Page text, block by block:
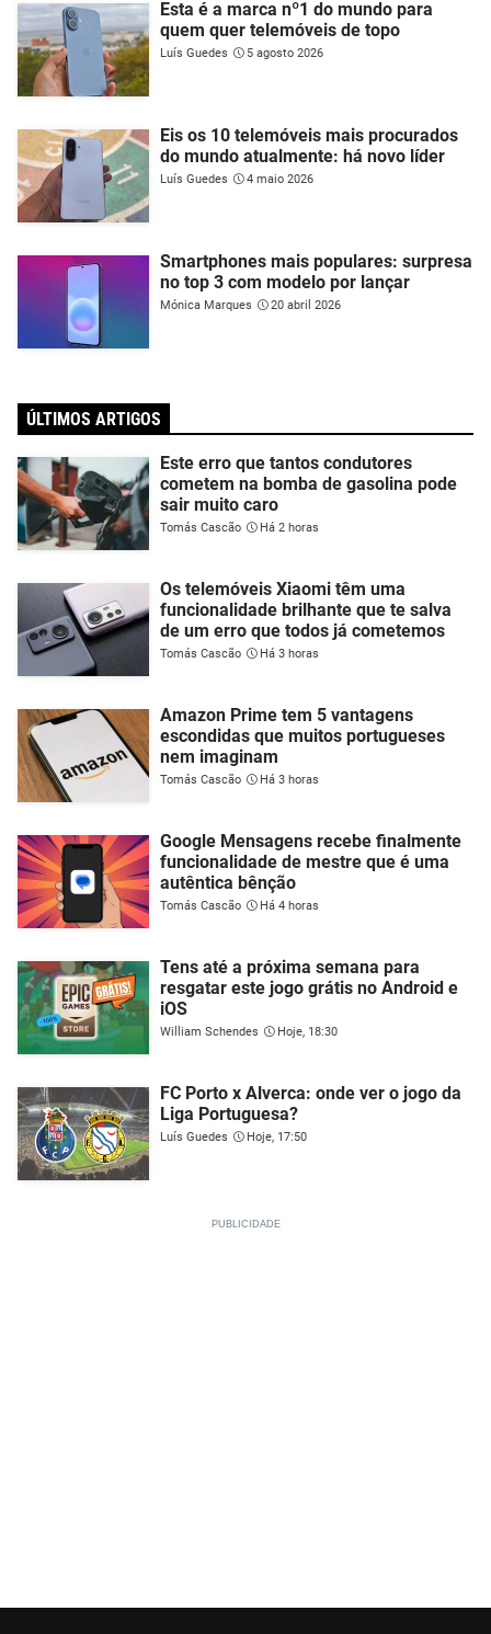
Esta é a marca nº1 do mundo para
quem quer telemóveis de topo
Luís Guedes 5 agosto 2026
Eis os 10 telemóveis mais procurados
do mundo atualmente: há novo líder
Luís Guedes 4 maio 2026
Smartphones mais populares: surpresa
no top 3 com modelo por lançar
Mónica Marques 20 abril 2026
ÚLTIMOS ARTIGOS
Este erro que tantos condutores
cometem na bomba de gasolina pode
sair muito caro
Tomás Cascão Há 2 horas
Os telemóveis Xiaomi têm uma
funcionalidade brilhante que te salva
de um erro que todos já cometemos
Tomás Cascão Há 3 horas
Amazon Prime tem 5 vantagens
escondidas que muitos portugueses
nem imaginam
Tomás Cascão Há 3 horas
Google Mensagens recebe finalmente
funcionalidade de mestre que é uma
autêntica bênção
Tomás Cascão Há 4 horas
Tens até a próxima semana para
resgatar este jogo grátis no Android e
iOS
William Schendes Hoje, 18:30
FC Porto x Alverca: onde ver o jogo da
Liga Portuguesa?
Luís Guedes Hoje, 17:50